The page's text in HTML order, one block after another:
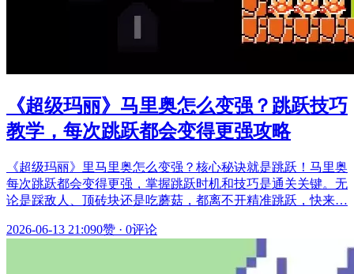
《超级玛丽》马里奥怎么变强？跳跃技巧
教学，每次跳跃都会变得更强攻略
《超级玛丽》里马里奥怎么变强？核心秘诀就是跳跃！马里奥
每次跳跃都会变得更强，掌握跳跃时机和技巧是通关关键。无
论是踩敌人、顶砖块还是吃蘑菇，都离不开精准跳跃，快来…
2026-06-13 21:090赞 · 0评论